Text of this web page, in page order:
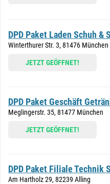
DPD Paket Laden Schuh &
Winterthurer Str. 3, 81476 München
JETZT GEÖFFNET!
DPD Paket Geschäft
Meglingerstr. 35, 81477 München
JETZT GEÖFFNET!
DPD Paket Filiale Technik
Am Hartholz 29, 82239 Alling